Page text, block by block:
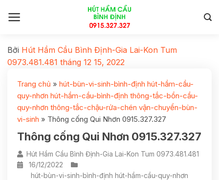
Bởi Hút Hầm Cầu Bình Định-Gia Lai-Kon Tum
0973.481.481 tháng 12 15, 2022
Trang chủ » hút-bùn-vi-sinh-bình-định hút-hầm-cầu-
quy-nhơn hút-hầm-cầu-bình-định thông-tắc-bồn-cầu-
quy-nhơn thông-tắc-chậu-rửa-chén vận-chuyển-bùn-
vi-sinh » Thông cống Qui Nhơn 0915.327.327
Thông cống Qui Nhơn 0915.327.327
Hút Hầm Cầu Bình Định-Gia Lai-Kon Tum 0973.481.481
16/12/2022
hút-bùn-vi-sinh-bình-định hút-hầm-cầu-quy-nhơn